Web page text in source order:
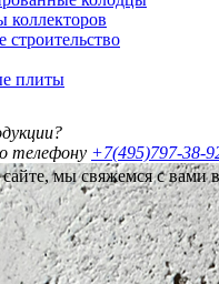
коллекторов
плиты
телефону +7(495)797-38-
мы свяжемся с